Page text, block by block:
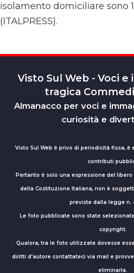
isolamento domiciliare sono
(ITALPRESS).
Visto Sul Web - Voci
tragica
Almanacco per voci e
curiosità e
Visto Sul Web è privo di periodicità fissa,
contributi
Pertanto è solo una espressione del libero
della Costituzione Italiana, non è
previste dalla legge n.
Le foto pubblicate sono state
copyright.
Qualora, tra le foto utilizzate dovesse
diritti d'autore contattateci via mail e
eliminarla.